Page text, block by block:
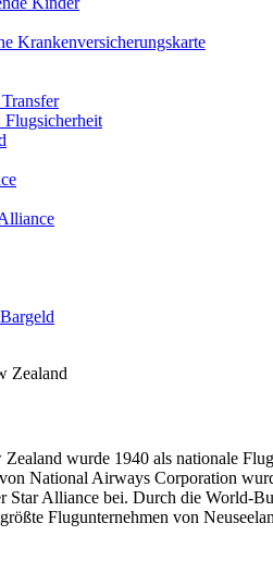
Krankenversicherungskarte
Zealand
wurde 1940 als nationale
National Airways Corporation
Star Alliance bei. Durch die World-
Flugunternehmen von